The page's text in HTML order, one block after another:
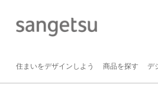
住まいをデザインしよう 商品を探す デ